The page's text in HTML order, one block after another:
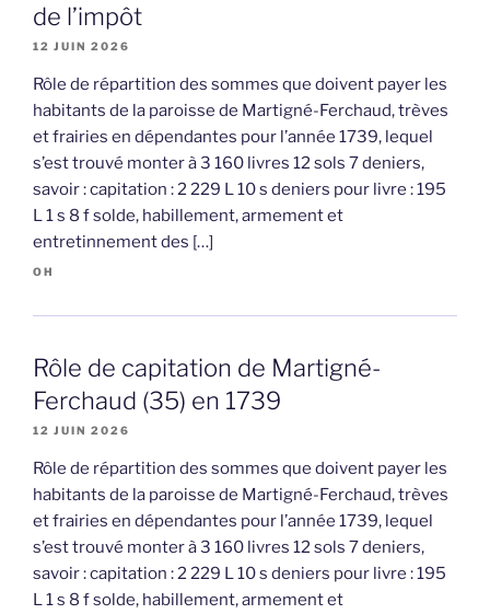
de l’impôt
12 JUIN 2026
Rôle de répartition des sommes que doivent payer les
habitants de la paroisse de Martigné-Ferchaud, trèves
et frairies en dépendantes pour l’année 1739, lequel
s’est trouvé monter à 3 160 livres 12 sols 7 deniers,
savoir : capitation : 2 229 L 10 s deniers pour livre : 195
L 1 s 8 f solde, habillement, armement et
entretinnement des […]
OH
Rôle de capitation de Martigné-
Ferchaud (35) en 1739
12 JUIN 2026
Rôle de répartition des sommes que doivent payer les
habitants de la paroisse de Martigné-Ferchaud, trèves
et frairies en dépendantes pour l’année 1739, lequel
s’est trouvé monter à 3 160 livres 12 sols 7 deniers,
savoir : capitation : 2 229 L 10 s deniers pour livre : 195
L 1 s 8 f solde, habillement, armement et